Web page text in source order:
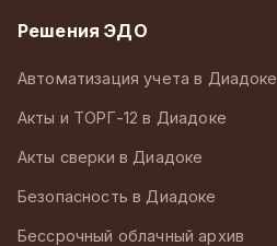
Решения ЭДО
Автоматизация учета в Диадоке
Акты и ТОРГ-12 в Диадоке
Акты сверки в Диадоке
Безопасность в Диадоке
Бессрочный облачный архив